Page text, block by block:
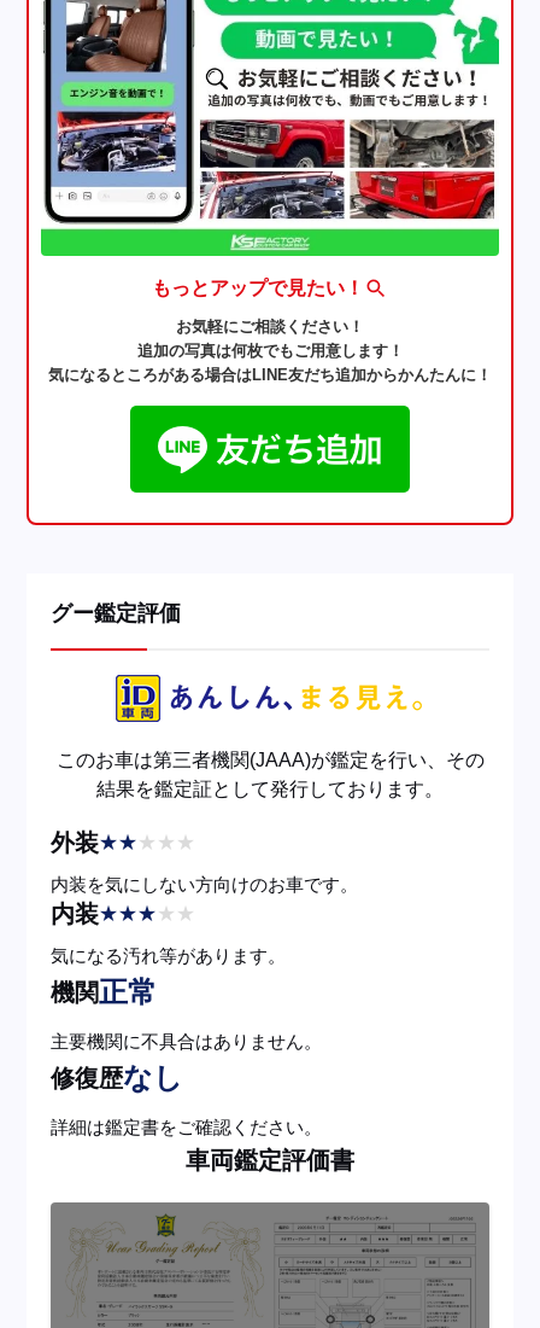
もっとアップで見たい！
お気軽にご相談ください！
追加の写真は何枚でもご用意します！
気になるところがある場合はLINE友だち追加からかんたんに！
グー鑑定評価
このお車は第三者機関(JAAA)が鑑定を行い、その
結果を鑑定証として発行しております。
外装★★★ ★ ★
内装を気にしない方向けのお車です。
内装★★★★ ★
気になる汚れ等があります。
機関正常
主要機関に不具合はありません。
修復歴なし
詳細は鑑定書をご確認ください。
車両鑑定評価書